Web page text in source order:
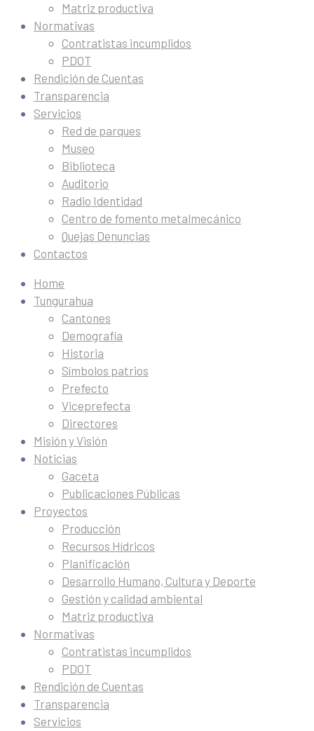
Matriz productiva
Normativas
Contratistas incumplidos
PDOT
Rendición de Cuentas
Transparencia
Servicios
Red de parques
Museo
Biblioteca
Auditorio
Radio Identidad
Centro de fomento metalmecánico
Quejas Denuncias
Contactos
Home
Tungurahua
Cantones
Demografía
Historia
Símbolos patrios
Prefecto
Viceprefecta
Directores
Misión y Visión
Noticias
Gaceta
Publicaciones Públicas
Proyectos
Producción
Recursos Hídricos
Planificación
Desarrollo Humano, Cultura y Deporte
Gestión y calidad ambiental
Matriz productiva
Normativas
Contratistas incumplidos
PDOT
Rendición de Cuentas
Transparencia
Servicios